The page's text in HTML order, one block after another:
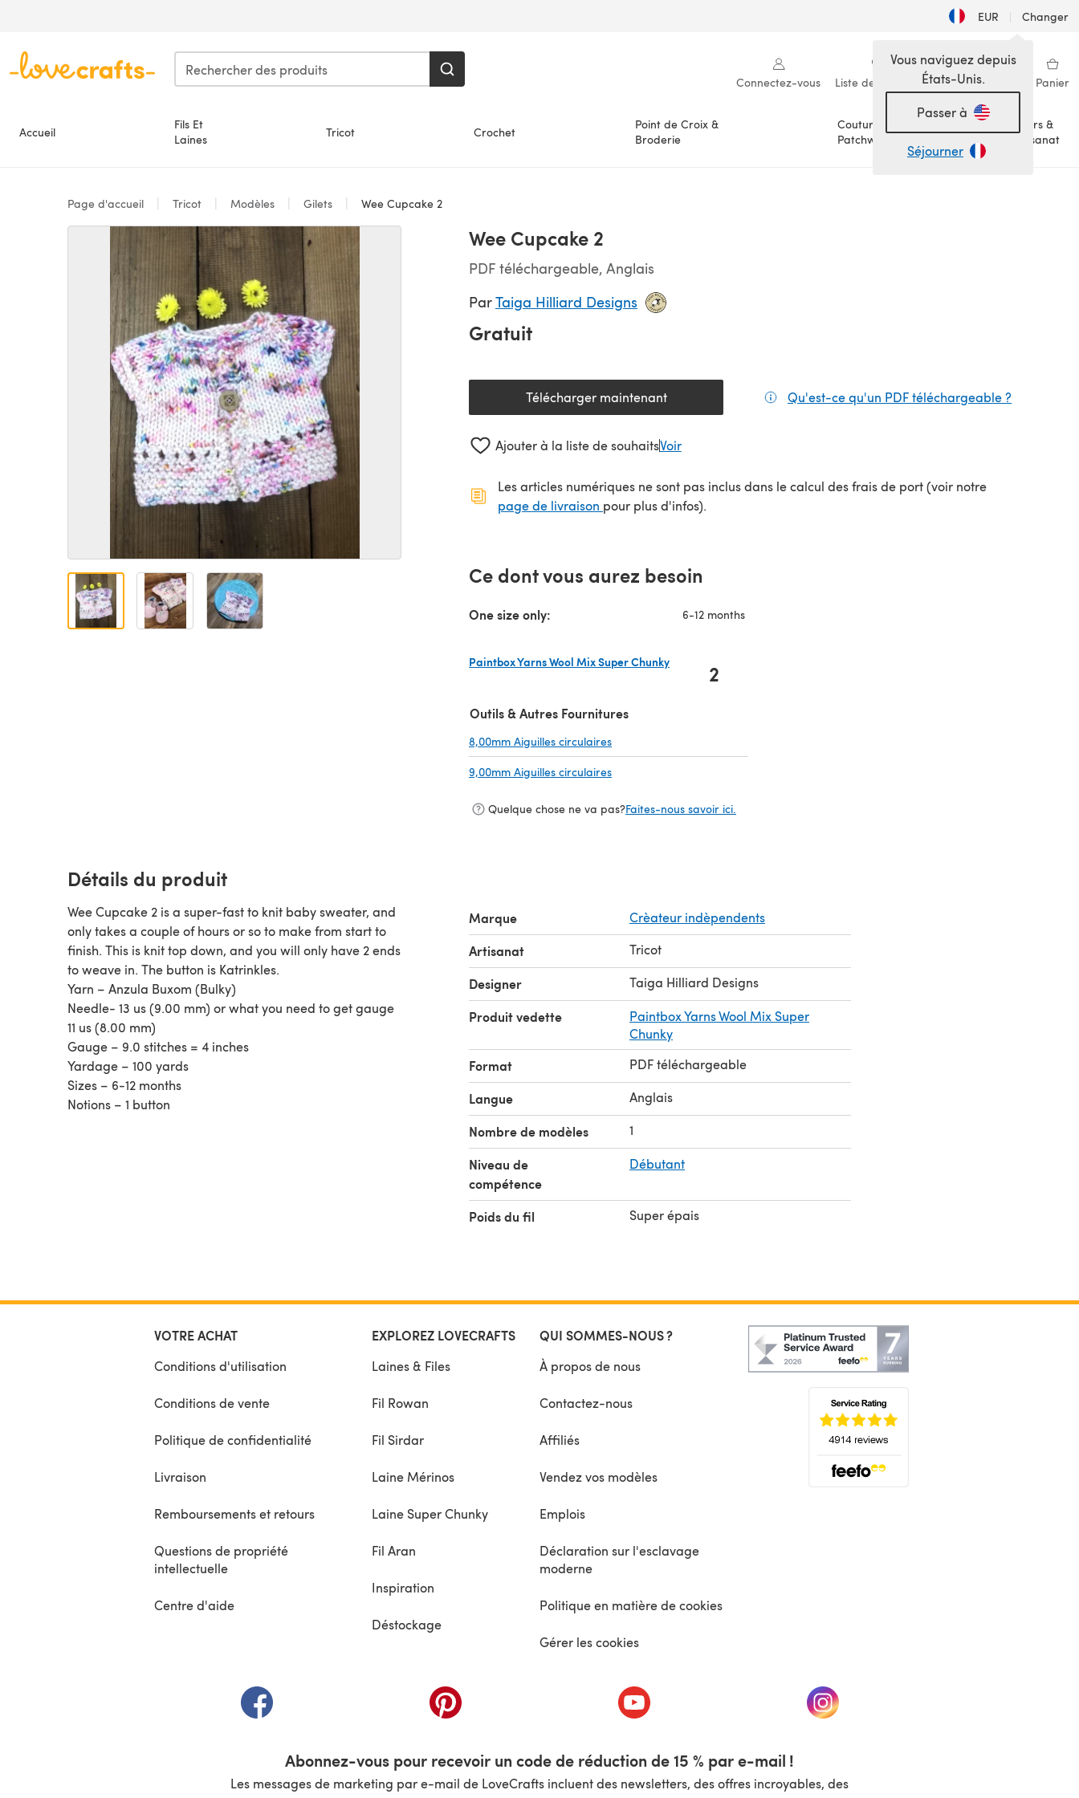
EUR | Changer
Connectez-vous Liste de souhaits Ma bibliothèque Panier
Accueil
Fils Et
Laines
Tricot Crochet
Point de Croix &
Broderie
Couture &
Patchwork
Loisirs &
Artisanat
Vous naviguez depuis
États-Unis.
Passer à
Séjourner
Page d'accueil Tricot Modèles Gilets Wee Cupcake 2
Wee Cupcake 2
PDF téléchargeable, Anglais
ParTaiga Hilliard Designs
Gratuit
Télécharger maintenant(s'ouvre dans un nouvel onglet) Qu'est-ce qu'un PDF téléchargeable ?
Ajouter à la liste de souhaitsVoir
Les articles numériques ne sont pas inclus dans le calcul des frais de port (voir notre
page de livraison (s'ouvre dans un nouvel onglet)
pour plus d'infos).
Ce dont vous aurez besoin
One size only: 6-12 months
Paintbox Yarns Wool Mix Super Chunky
2
Outils & Autres Fournitures
8,00mm Aiguilles circulaires
9,00mm Aiguilles circulaires
Quelque chose ne va pas?Faites-nous savoir ici.
Détails du produit
Wee Cupcake 2 is a super-fast to knit baby sweater, and
only takes a couple of hours or so to make from start to
finish. This is knit top down, and you will only have 2 ends
to weave in. The button is Katrinkles.
Yarn – Anzula Buxom (Bulky)
Needle- 13 us (9.00 mm) or what you need to get gauge
11 us (8.00 mm)
Gauge – 9.0 stitches = 4 inches
Yardage – 100 yards
Sizes – 6-12 months
Notions – 1 button
Marque Crèateur indèpendents
Artisanat Tricot
Designer Taiga Hilliard Designs
Produit vedette
Paintbox Yarns Wool Mix Super
Chunky
Format PDF téléchargeable
Langue Anglais
Nombre de modèles 1
Niveau de
compétence
Débutant
Poids du fil Super épais
VOTRE ACHAT
Conditions d'utilisation
Conditions de vente
Politique de confidentialité
Livraison
Remboursements et retours
Questions de propriété
intellectuelle
Centre d'aide
EXPLOREZ LOVECRAFTS
Laines & Files
Fil Rowan
Fil Sirdar
Laine Mérinos
Laine Super Chunky
Fil Aran
Inspiration
Déstockage
QUI SOMMES-NOUS ?
À propos de nous
Contactez-nous
Affiliés
Vendez vos modèles
Emplois
Déclaration sur l'esclavage
moderne
Politique en matière de cookies
Gérer les cookies
(s'ouvre dans un nouvel onglet) (s'ouvre dans un nouvel onglet) (s'ouvre dans un nouvel onglet) (s'ouvre dans un nouvel onglet)
Abonnez-vous pour recevoir un code de réduction de 15 % par e-mail !
Les messages de marketing par e-mail de LoveCrafts incluent des newsletters, des offres incroyables, des